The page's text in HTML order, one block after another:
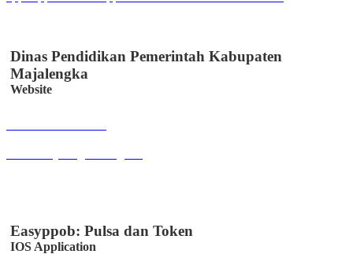
Dinas Pendidikan Pemerintah Kabupaten
Majalengka
Website
Easyppob: Pulsa dan Token
IOS Application